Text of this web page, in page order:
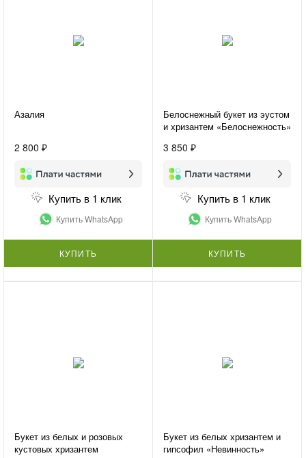
Азалия
2 800 ₽
Купить в 1 клик
Купить WhatsApp
КУПИТЬ
Белоснежный букет из эустом
и хризантем «Белоснежность»
3 850 ₽
Купить в 1 клик
Купить WhatsApp
КУПИТЬ
Букет из белых и розовых
кустовых хризантем
Букет из белых хризантем и
гипсофил «Невинность»